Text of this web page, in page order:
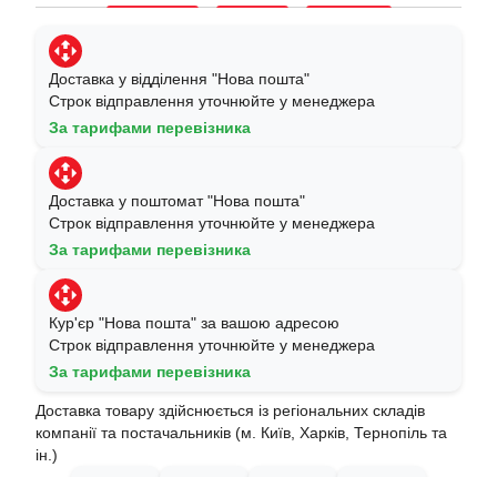
Доставка у відділення "Нова пошта"
Строк відправлення уточнюйте у менеджера
За тарифами перевізника
Доставка у поштомат "Нова пошта"
Строк відправлення уточнюйте у менеджера
За тарифами перевізника
Кур'єр "Нова пошта" за вашою адресою
Строк відправлення уточнюйте у менеджера
За тарифами перевізника
Доставка товару здійснюється із регіональних складів
компанії та постачальників (м. Київ, Харків, Тернопіль та
ін.)